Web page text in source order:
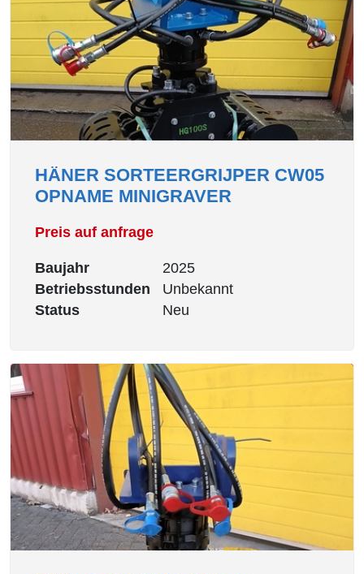
HÄNER SORTEERGRIJPER CW05
OPNAME MINIGRAVER
Preis auf anfrage
Baujahr
2025
Betriebsstunden
Unbekannt
Status
Neu